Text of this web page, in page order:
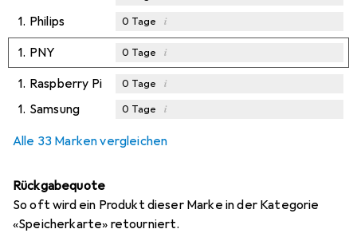
1. Philips 0 Tage i
1. PNY 0 Tage i
1. Raspberry Pi 0 Tage i
1. Samsung 0 Tage i
Alle 33 Marken vergleichen
Rückgabequote
So oft wird ein Produkt dieser Marke in der Kategorie
«Speicherkarte» retourniert.